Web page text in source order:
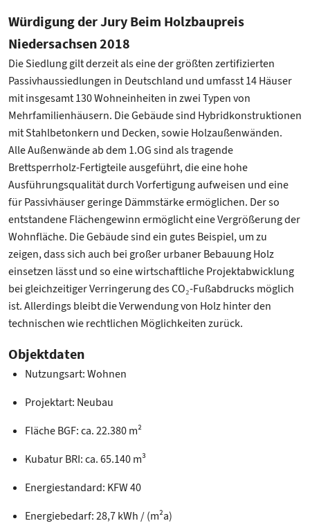
Würdigung der Jury Beim Holzbaupreis
Niedersachsen 2018
Die Siedlung gilt derzeit als eine der größten zertifizierten
Passivhaussiedlungen in Deutschland und umfasst 14 Häuser
mit insgesamt 130 Wohneinheiten in zwei Typen von
Mehrfamilienhäusern. Die Gebäude sind Hybridkonstruktionen
mit Stahlbetonkern und Decken, sowie Holzaußenwänden.
Alle Außenwände ab dem 1.OG sind als tragende
Brettsperrholz-Fertigteile ausgeführt, die eine hohe
Ausführungsqualität durch Vorfertigung aufweisen und eine
für Passivhäuser geringe Dämmstärke ermöglichen. Der so
entstandene Flächengewinn ermöglicht eine Vergrößerung der
Wohnfläche. Die Gebäude sind ein gutes Beispiel, um zu
zeigen, dass sich auch bei großer urbaner Bebauung Holz
einsetzen lässt und so eine wirtschaftliche Projektabwicklung
bei gleichzeitiger Verringerung des CO₂-Fußabdrucks möglich
ist. Allerdings bleibt die Verwendung von Holz hinter den
technischen wie rechtlichen Möglichkeiten zurück.
Objektdaten
Nutzungsart: Wohnen
Projektart: Neubau
Fläche BGF: ca. 22.380 m²
Kubatur BRI: ca. 65.140 m³
Energiestandard: KFW 40
Energiebedarf: 28,7 kWh / (m²a)